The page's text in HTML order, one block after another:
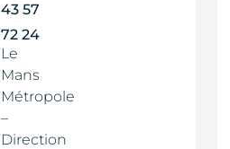
43 57
72 24
Le
Mans
Métropole
–
Direction